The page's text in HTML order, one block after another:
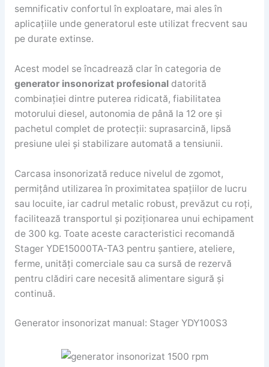
semnificativ confortul în exploatare, mai ales în
aplicațiile unde generatorul este utilizat frecvent sau
pe durate extinse.
Acest model se încadrează clar în categoria de
generator insonorizat profesionaldatorită
combinației dintre puterea ridicată, fiabilitatea
motorului diesel, autonomia de până la 12 ore și
pachetul complet de protecții: suprasarcină, lipsă
presiune ulei și stabilizare automată a tensiunii.
Carcasa insonorizată reduce nivelul de zgomot,
permițând utilizarea în proximitatea spațiilor de lucru
sau locuite, iar cadrul metalic robust, prevăzut cu roți,
facilitează transportul și poziționarea unui echipament
de 300 kg. Toate aceste caracteristici recomandă
Stager YDE15000TA-TA3 pentru șantiere, ateliere,
ferme, unități comerciale sau ca sursă de rezervă
pentru clădiri care necesită alimentare sigură și
continuă.
Generator insonorizat manual: Stager YDY100S3